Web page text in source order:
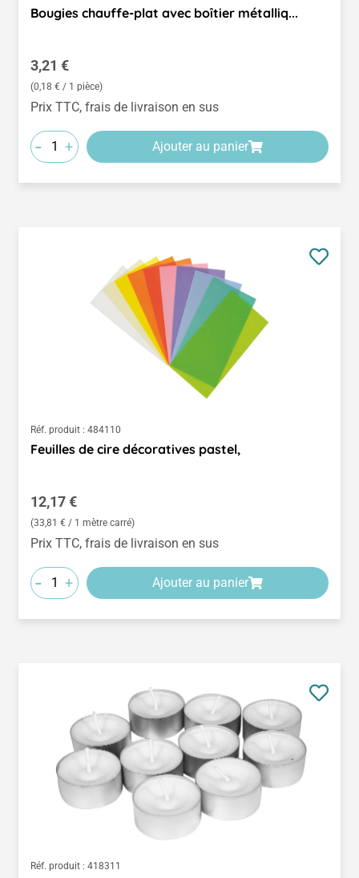
Bougies chauffe-plat avec boîtier métalliq...
Prix régulier :
3,21 €
(0,18 € / 1 pièce)
Prix TTC, frais de livraison en sus
- + Ajouter au panier
Réf. produit : 484110
Feuilles de cire décoratives pastel,
Prix régulier :
12,17 €
(33,81 € / 1 mètre carré)
Prix TTC, frais de livraison en sus
- + Ajouter au panier
Réf. produit : 418311